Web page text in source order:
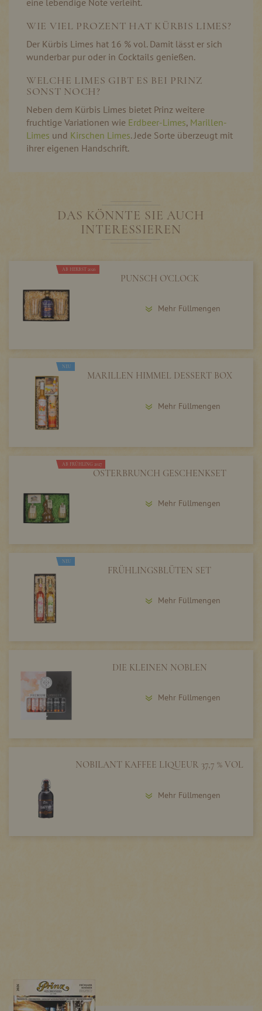
eine lebendige Note verleiht.
WIE VIEL PROZENT HAT KÜRBIS LIMES?
Der Kürbis Limes hat 16 % vol. Damit lässt er sich
wunderbar pur oder in Cocktails genießen.
WELCHE LIMES GIBT ES BEI PRINZ
SONST NOCH?
Neben dem Kürbis Limes bietet Prinz weitere
fruchtige Variationen wie Erdbeer-Limes, Marillen-
Limes und Kirschen Limes. Jede Sorte überzeugt mit
ihrer eigenen Handschrift.
DAS KÖNNTE SIE AUCH
INTERESSIEREN
AB HERBST 2026
PUNSCH O'CLOCK
Mehr Füllmengen
NEU
MARILLEN HIMMEL DESSERT BOX
Mehr Füllmengen
AB FRÜHLING 2027
OSTERBRUNCH GESCHENKSET
Mehr Füllmengen
NEU
FRÜHLINGSBLÜTEN SET
Mehr Füllmengen
DIE KLEINEN NOBLEN
Mehr Füllmengen
NOBILANT KAFFEE LIQUEUR 37,7 % VOL
Mehr Füllmengen